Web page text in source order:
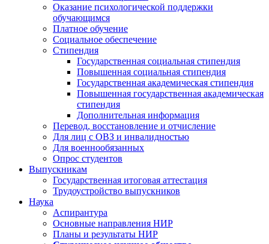
Оказание психологической поддержки
обучающимся
Платное обучение
Социальное обеспечение
Стипендия
Государственная социальная стипендия
Повышенная социальная стипендия
Государственная академическая стипендия
Повышенная государственная академическая
стипендия
Дополнительная информация
Перевод, восстановление и отчисление
Для лиц с ОВЗ и инвалидностью
Для военнообязанных
Опрос студентов
Выпускникам
Государственная итоговая аттестация
Трудоустройство выпускников
Наука
Аспирантура
Основные направления НИР
Планы и результаты НИР